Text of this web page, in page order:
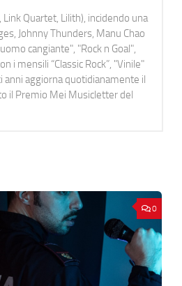
Quartet, Lilith), incidendo una
Johnny Thunders, Manu Chao
cangiante", "Rock n Goal",
i mensili “Classic Rock”, "Vinile"
anni aggiorna quotidianamente il
il Premio Mei Musicletter del
0